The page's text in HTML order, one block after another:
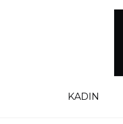
KADIN